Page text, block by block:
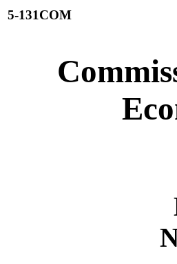
5-131COM